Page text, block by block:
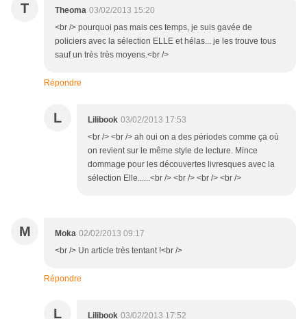
T Theoma 03/02/2013 15:20
<br /> pourquoi pas mais ces temps, je suis gavée de
policiers avec la sélection ELLE et hélas... je les trouve tous
sauf un très très moyens.<br />
Répondre
L Lilibook 03/02/2013 17:53
<br /> <br /> ah oui on a des périodes comme ça où
on revient sur le même style de lecture. Mince
dommage pour les découvertes livresques avec la
sélection Elle......<br /> <br /> <br /> <br />
M Moka 02/02/2013 09:17
<br /> Un article très tentant !<br />
Répondre
L Lilibook 03/02/2013 17:52